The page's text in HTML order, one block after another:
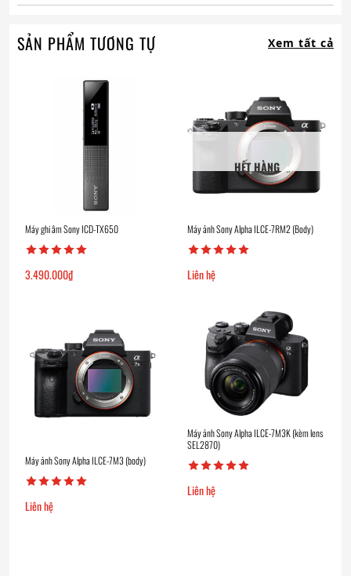
SẢN PHẨM TƯƠNG TỰ Xem tất cả
Máy ghi âm Sony ICD-TX650
3.490.000₫
HẾT HÀNG
Máy ảnh Sony Alpha ILCE-7RM2 (Body)
Liên hệ
Máy ảnh Sony Alpha ILCE-7M3 (body)
Liên hệ
Máy ảnh Sony Alpha ILCE-7M3K (kèm lens
SEL2870)
Liên hệ